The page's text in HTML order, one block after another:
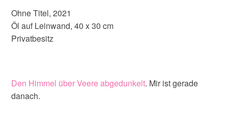
Ohne Titel, 2021
Öl auf Leinwand, 40 x 30 cm
Privatbesitz
Den Himmel über Veere abgedunkelt. Mir ist gerade
danach.